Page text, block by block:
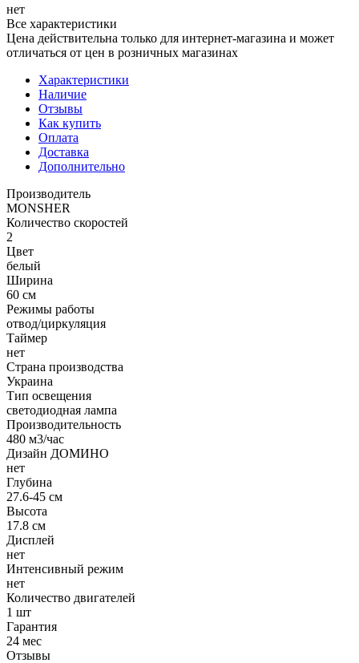
нет
Все характеристики
Цена действительна только для интернет-магазина и может
отличаться от цен в розничных магазинах
Характеристики
Наличие
Отзывы
Как купить
Оплата
Доставка
Дополнительно
Производитель
MONSHER
Количество скоростей
2
Цвет
белый
Ширина
60 см
Режимы работы
отвод/циркуляция
Таймер
нет
Страна производства
Украина
Тип освещения
светодиодная лампа
Производительность
480 м3/час
Дизайн ДОМИНО
нет
Глубина
27.6-45 см
Высота
17.8 см
Дисплей
нет
Интенсивный режим
нет
Количество двигателей
1 шт
Гарантия
24 мес
Отзывы